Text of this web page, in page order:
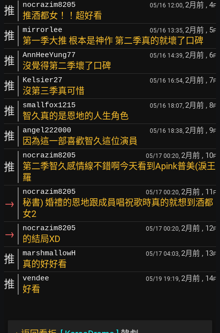
推 nocrazim8205 05/16 12:00, 2月前 , 4F
推酒都女！！超好看
推 mirrorlee 05/16 13:35, 2月前 , 5F
第一季大推 根本是神作 第二季真的就壞了口碑
推 AnnHeeYung77 05/16 14:39, 2月前 , 6F
沒覺得第二季壞了口碑
推 Kelsier27 05/16 16:54, 2月前 , 7F
沒第三季真可惜
推 smallfox1215 05/16 18:07, 2月前 , 8F
智久真的是恩地的人生角色
推 angel222000 05/16 18:38, 2月前 , 9F
因為這一部喜歡智久這位演員
推
nocrazim8205 05/17 00:20, 2月前 , 10F
第二季智久感情線不錯啊今天看到Apink普美(淚王
羅
→
nocrazim8205 05/17 00:20, 2月前 , 11 F
秘書) 婚禮的恩地跟成員唱祝歌時真的就想到酒都
女2
→ nocrazim8205 05/17 00:20, 2月前 , 12F
的結局XD
推 marshmallowH 05/17 04:03, 2月前 , 13F
真的好好看
推 vendee 05/19 19:19, 2月前 , 14F
好看